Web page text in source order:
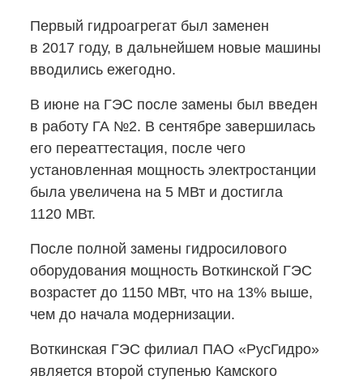
Первый гидроагрегат был заменен
в 2017 году, в дальнейшем новые машины
вводились ежегодно.
В июне на ГЭС после замены был введен
в работу ГА №2. В сентябре завершилась
его переаттестация, после чего
установленная мощность электростанции
была увеличена на 5 МВт и достигла
1120 МВт.
После полной замены гидросилового
оборудования мощность Воткинской ГЭС
возрастет до 1150 МВт, что на 13% выше,
чем до начала модернизации.
Воткинская ГЭС филиал ПАО «РусГидро»
является второй ступенью Камского